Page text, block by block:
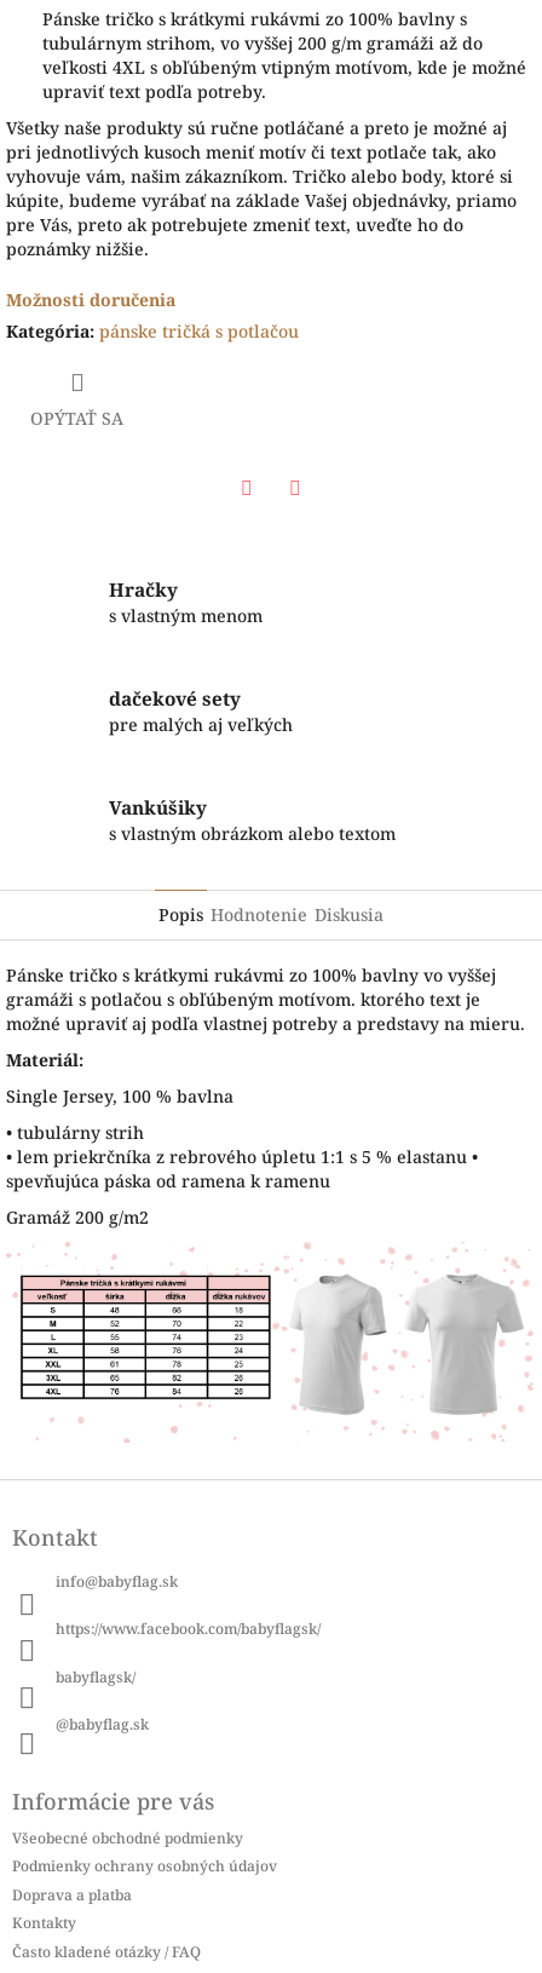
Pánske tričko s krátkymi rukávmi zo 100% bavlny s
tubulárnym strihom, vo vyššej 200 g/m gramáži až do
veľkosti 4XL s obľúbeným vtipným motívom, kde je možné
upraviť text podľa potreby.
Všetky naše produkty sú ručne potláčané a preto je možné aj
pri jednotlivých kusoch meniť motív či text potlače tak, ako
vyhovuje vám, našim zákazníkom. Tričko alebo body, ktoré si
kúpite, budeme vyrábať na základe Vašej objednávky, priamo
pre Vás, preto ak potrebujete zmeniť text, uveďte ho do
poznámky nižšie.
Možnosti doručenia
Kategória: pánske tričká s potlačou
OPÝTAŤ SA
Hračky
s vlastným menom
dačekové sety
pre malých aj veľkých
Vankúšiky
s vlastným obrázkom alebo textom
Popis Hodnotenie Diskusia
Pánske tričko s krátkymi rukávmi zo 100% bavlny vo vyššej
gramáži s potlačou s obľúbeným motívom. ktorého text je
možné upraviť aj podľa vlastnej potreby a predstavy na mieru.
Materiál:
Single Jersey, 100 % bavlna
• tubulárny strih
• lem priekrčníka z rebrového úpletu 1:1 s 5 % elastanu •
spevňujúca páska od ramena k ramenu
Gramáž 200 g/m2
Z
pKontakt
info@babyflag.sk
https://www.facebook.com/babyflagsk/
babyflagsk/
@babyflag.sk
Informácie pre vás
Všeobecné obchodné podmienky
Podmienky ochrany osobných údajov
Doprava a platba
Kontakty
Často kladené otázky / FAQ